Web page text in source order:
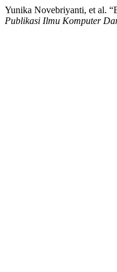
Yunika Novebriyanti, et al.
Publikasi Ilmu Komputer